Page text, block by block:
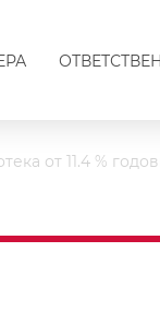
от 11.4 %